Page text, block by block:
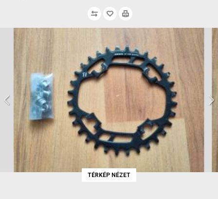
TÉRKÉP NÉZET